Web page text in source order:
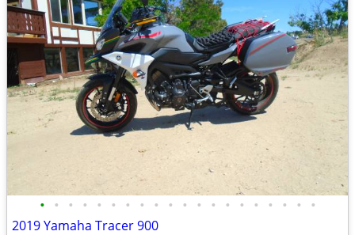
• • • • • • • • • • • • • • • • • • • •
2019 Yamaha Tracer 900